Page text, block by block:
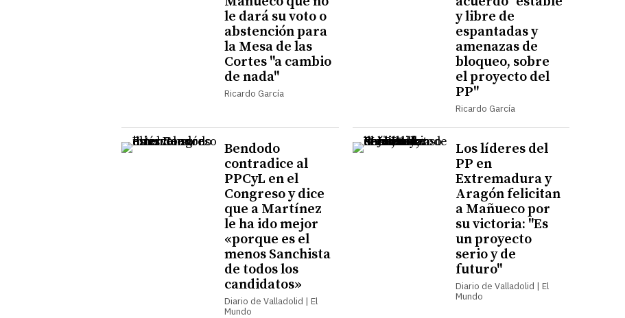
le dará su voto o
abstención para
la Mesa de las
Cortes "a cambio
de nada"
Ricardo García
y libre de
espantadas y
amenazas de
bloqueo, sobre
el proyecto del
PP"
Ricardo García
Bendodo
contradice al
PPCyL en el
Congreso y dice
que a Martínez
le ha ido mejor
«porque es el
menos Sanchista
de todos los
candidatos»
Diario de Valladolid | El
Mundo
Los líderes del
PP en
Extremadura y
Aragón felicitan
a Mañueco por
su victoria: "Es
un proyecto
serio y de
futuro"
Diario de Valladolid | El
Mundo